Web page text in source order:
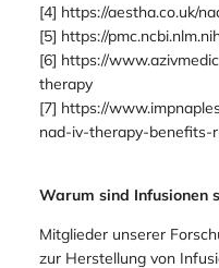
[4] https://aestha.co.uk/
[5] https://
[6] https://
therapy
[7] https://
nad-iv-therapy-benefits-
Warum sind Infusionen
Mitglieder unserer
zur Herstellung von